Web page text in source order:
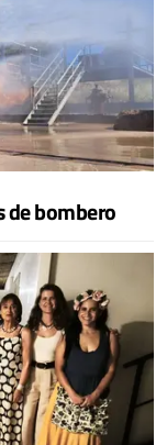
de bombero